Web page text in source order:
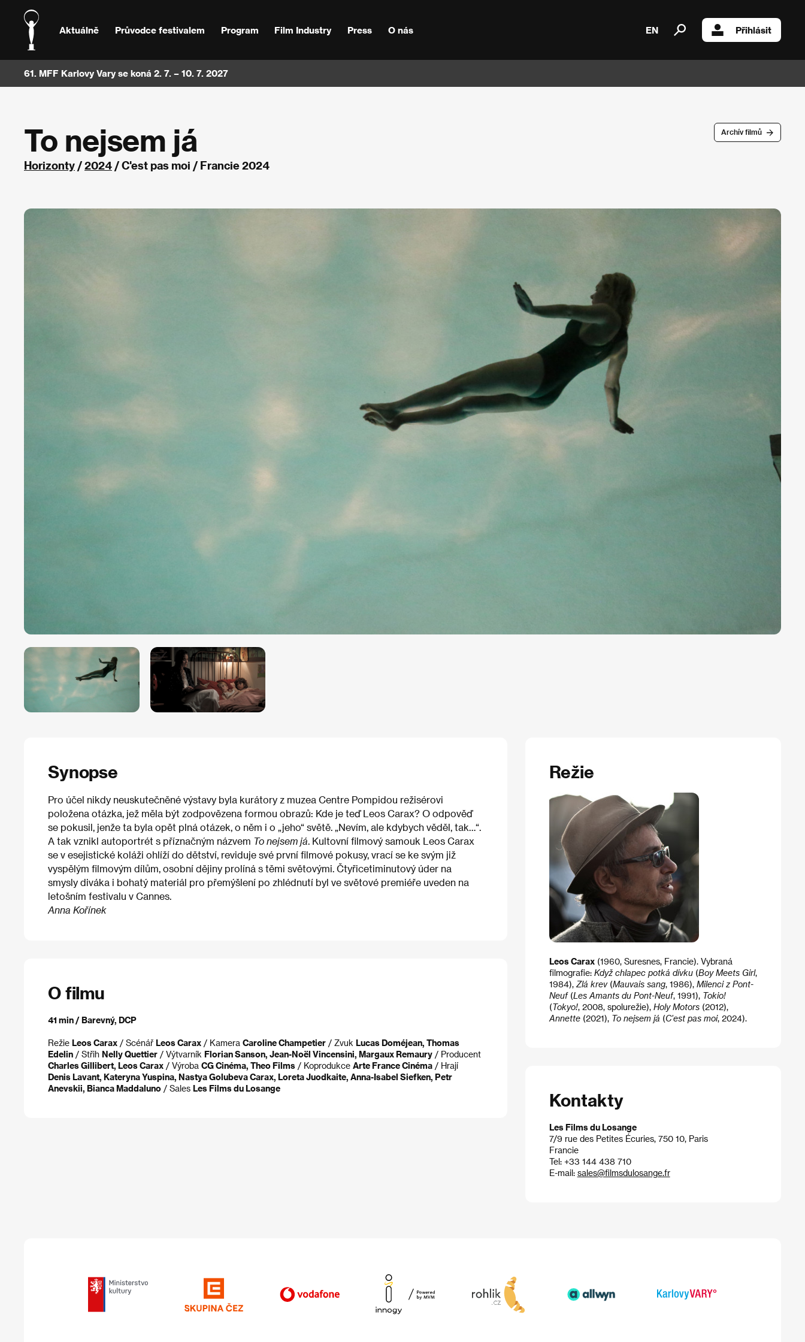
Aktuálně Průvodce festivalem Program Film Industry Press O nás EN Přihlásit
61. MFF Karlovy Vary se koná 2. 7. – 10. 7. 2027
Archív filmů
To nejsem já
Horizonty /2024 / C'est pas moi / Francie 2024
Synopse
Pro účel nikdy neuskutečněné výstavy byla kurátory z muzea Centre Pompidou režisérovi
položena otázka, jež měla být zodpovězena formou obrazů: Kde je teď Leos Carax? O odpověď
se pokusil, jenže ta byla opět plná otázek, o něm i o „jeho“ světě. „Nevím, ale kdybych věděl, tak…“.
A tak vznikl autoportrét s příznačným názvem To nejsem já. Kultovní filmový samouk Leos Carax
se v esejistické koláži ohlíží do dětství, reviduje své první filmové pokusy, vrací se ke svým již
vyspělým filmovým dílům, osobní dějiny prolíná s těmi světovými. Čtyřicetiminutový úder na
smysly diváka i bohatý materiál pro přemýšlení po zhlédnutí byl ve světové premiéře uveden na
letošním festivalu v Cannes.
Anna Kořínek
O filmu
41 min / Barevný, DCP
Režie Leos Carax / Scénář Leos Carax / Kamera Caroline Champetier / Zvuk Lucas Doméjean, Thomas
Edelin / Střih Nelly Quettier / Výtvarník Florian Sanson, Jean-Noël Vincensini, Margaux Remaury / Producent
Charles Gillibert, Leos Carax / Výroba CG Cinéma, Theo Films / Koprodukce Arte France Cinéma / Hrají
Denis Lavant, Kateryna Yuspina, Nastya Golubeva Carax, Loreta Juodkaite, Anna-Isabel Siefken, Petr
Anevskii, Bianca Maddaluno / Sales Les Films du Losange
Režie
Leos Carax(1960, Suresnes, Francie). Vybraná
filmografie: Když chlapec potká dívku(Boy Meets Girl,
1984), Zlá krev(Mauvais sang, 1986), Milenci z Pont-
Neuf(Les Amants du Pont-Neuf, 1991), Tokio!
(Tokyo!, 2008, spolurežie), Holy Motors(2012),
Annette(2021), To nejsem já (C'est pas moi, 2024).
Kontakty
Les Films du Losange
7/9 rue des Petites Écuries, 750 10, Paris
Francie
Tel: +33 144 438 710
E-mail: sales@filmsdulosange.fr